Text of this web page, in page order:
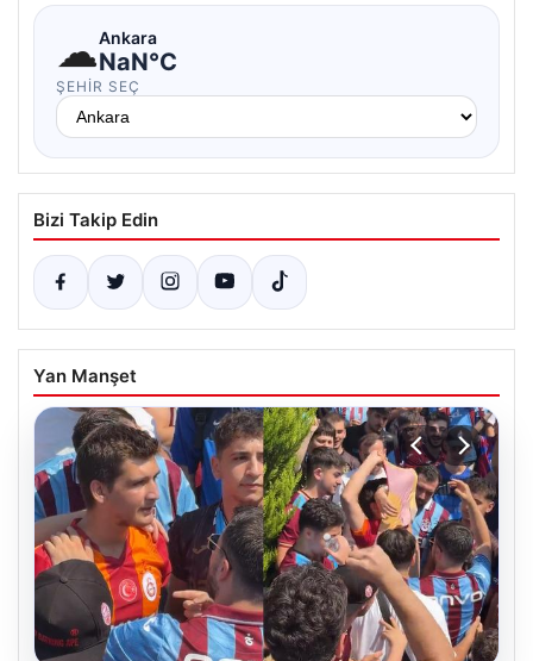
☁Ankara
NaN°C
ŞEHIR SEÇ
Bizi Takip Edin
Yan Manşet